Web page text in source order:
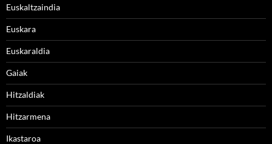
Euskaltzaindia
Euskara
Euskaraldia
Gaiak
Hitzaldiak
Hitzarmena
Ikastaroa